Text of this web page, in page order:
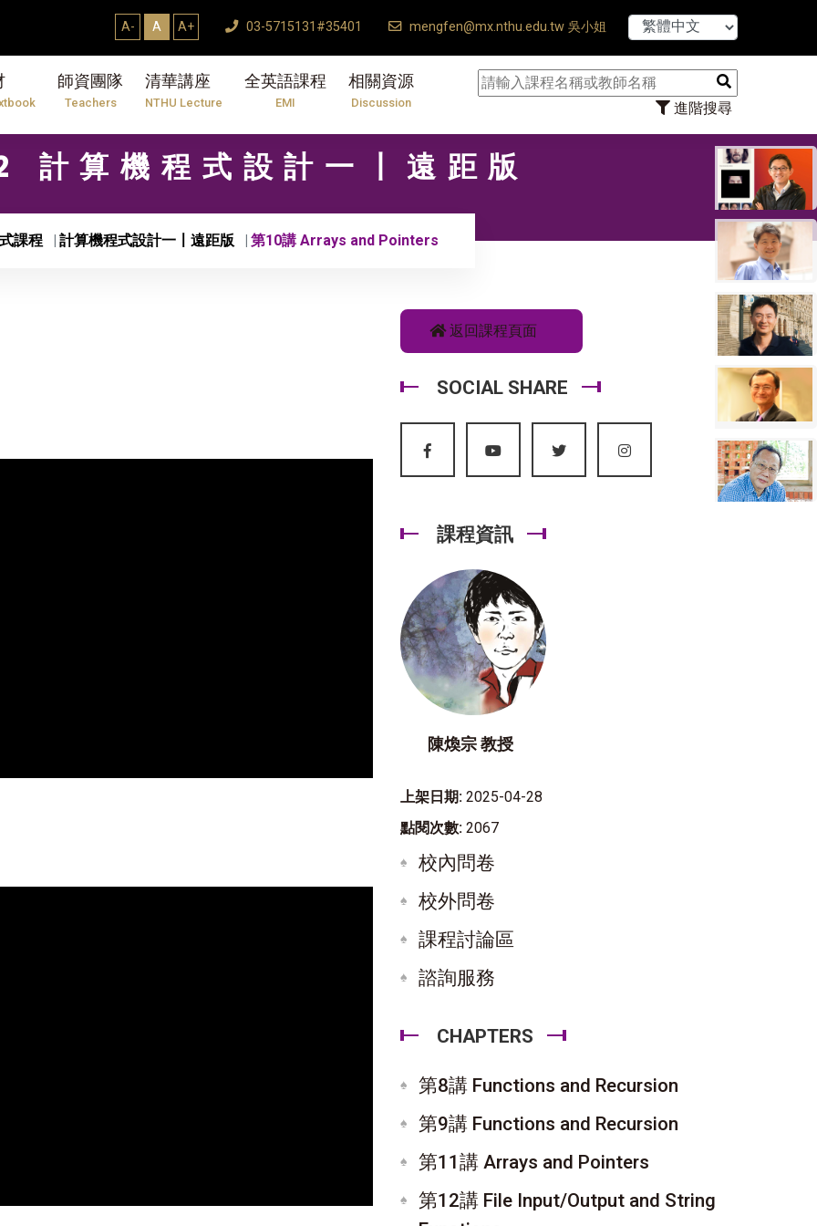
A- A A+ 03-5715131#35401 mengfen@mx.nthu.edu.tw 吳小姐
師資團隊
Teachers
清華講座
NTHU Lecture
全英語課程
EMI
相關資源
Discussion 進階搜尋
【7/31】
算機程式設計一〡遠距版
課程 計算機程式設計一〡遠距版 第10講 Arrays and Pointers
返回課程頁面
SOCIAL SHARE
課程資訊
陳煥宗 教授
上架日期: 2025-04-28
點閱次數: 2067
校內問卷
校外問卷
課程討論區
諮詢服務
CHAPTERS
第8講 Functions and Recursion
第9講 Functions and Recursion
第11講 Arrays and Pointers
第12講 File Input/Output and String